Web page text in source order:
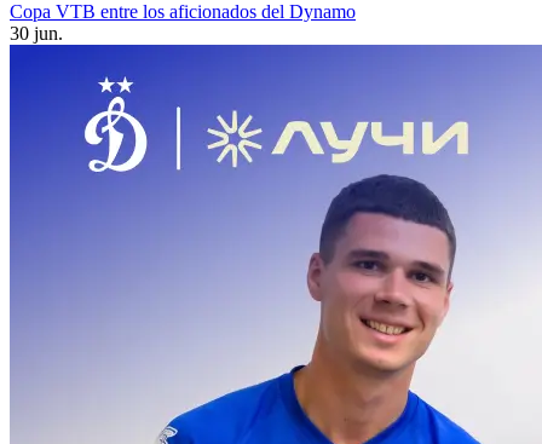
Copa VTB entre los aficionados del Dynamo
30 jun.